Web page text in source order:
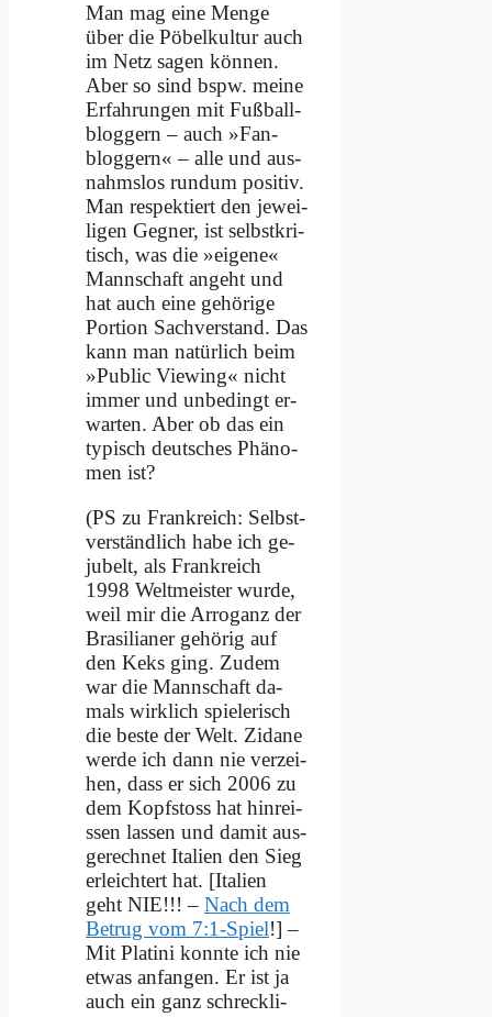
Man mag ei­ne Men­ge
über die Pö­bel­kul­tur auch
im Netz sa­gen kön­nen.
Aber so sind bspw. mei­ne
Er­fah­run­gen mit Fuß­ball­
blog­gern – auch »Fan­
blog­gern« – al­le und aus­
nahms­los rund­um po­si­tiv.
Man re­spek­tiert den je­wei­
li­gen Geg­ner, ist selbst­kri­
tisch, was die »ei­ge­ne«
Mann­schaft an­geht und
hat auch ei­ne ge­hö­ri­ge
Por­ti­on Sach­ver­stand. Das
kann man na­tür­lich beim
»Pu­blic Vie­w­ing« nicht
im­mer und un­be­dingt er­
war­ten. Aber ob das ein
ty­pisch deut­sches Phä­no­
men ist?
(PS zu Frank­reich: Selbst­
ver­ständ­lich ha­be ich ge­
ju­belt, als Frank­reich
1998 Welt­mei­ster wur­de,
weil mir die Ar­ro­ganz der
Bra­si­lia­ner ge­hö­rig auf
den Keks ging. Zu­dem
war die Mann­schaft da­
mals wirk­lich spie­le­risch
die be­ste der Welt. Zi­dane
wer­de ich dann nie ver­zei­
hen, dass er sich 2006 zu
dem Kopf­stoss hat hin­rei­
ssen las­sen und da­mit aus­
ge­rech­net Ita­li­en den Sieg
er­leich­tert hat. [Ita­li­en
geht NIE!!! – Nach dem
Be­trug vom 7:1‑Spiel!] –
Mit Pla­ti­ni konn­te ich nie
et­was an­fan­gen. Er ist ja
auch ein ganz schreck­li­